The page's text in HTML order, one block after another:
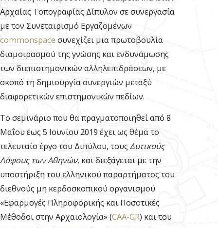
Αρχαίας Τοπογραφίας Δίπυλον σε συνεργασία
με τον Συνεταιρισμό Εργαζομένων
commonspace συνεχίζει μια πρωτοβουλία
διαμοιρασμού της γνώσης και ενδυνάμωσης
των διεπιστημονικών αλληλεπιδράσεων, με
σκοπό τη δημιουργία συνεργιών μεταξύ
διαφορετικών επιστημονικών πεδίων.
Το σεμινάριο που θα πραγματοποιηθεί από 8
Μαΐου έως 5 Ιουνίου 2019 έχει ως θέμα το
τελευταίο έργο του Διπύλου, τους Δυτικούς
Λόφους των Αθηνών, και διεξάγεται με την
υποστήριξη του ελληνικού παραρτήματος του
διεθνούς μη κερδοσκοπικού οργανισμού
«Εφαρμογές Πληροφορικής και Ποσοτικές
Μέθοδοι στην Αρχαιολογία» (CAA-GR) και του